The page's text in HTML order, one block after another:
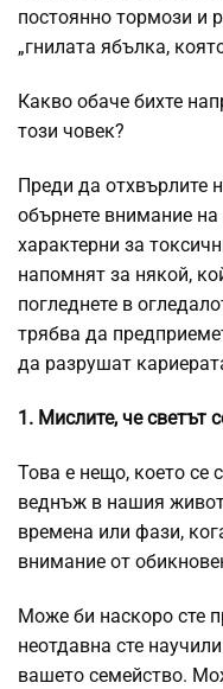
постоянно тормози и
„гнилата ябълка,
Какво обаче бихте
този човек?
Преди да отхвърлите
обърнете внимание
характерни за
напомнят за някой,
погледнете в
трябва да
да разрушат
1. Мислите, че светът
Това е нещо, което се
веднъж в нашия
времена или фази,
внимание от
Може би наскоро сте
неотдавна сте
вашето семейство.